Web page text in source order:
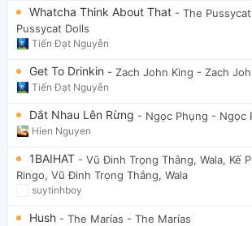
Whatcha Think About That - The
Pussycat Dolls
Tiến Đạt Nguyễn
Get To Drinkin - Zach John King - Zach
Tiến Đạt Nguyễn
Dắt Nhau Lên Rừng - Ngọc Phụng - Ngọc
Hien Nguyen
1BAIHAT - Vũ Đinh Trọng Thắng, Wala, Kế
Ringo, Vũ Đinh Trọng Thắng, Wala
suytinhboy
Hush - The Marías - The Marías